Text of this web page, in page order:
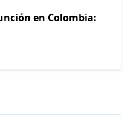
en Colombia: